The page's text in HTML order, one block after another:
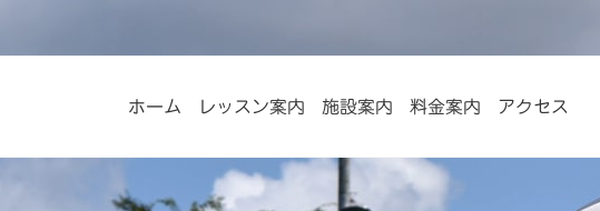
ホーム レッスン案内 施設案内 料金案内 アクセス